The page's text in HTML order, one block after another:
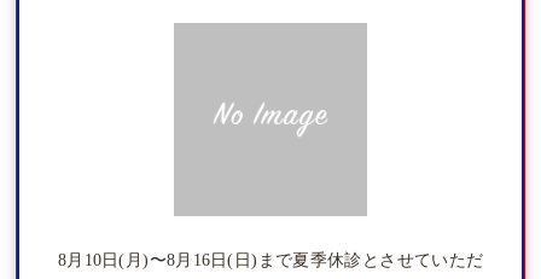
8月10日(月)〜8月16日(日)まで夏季休診とさせていただ